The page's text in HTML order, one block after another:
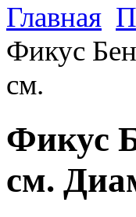
Главная
Фикус
см.
Фикус
см.